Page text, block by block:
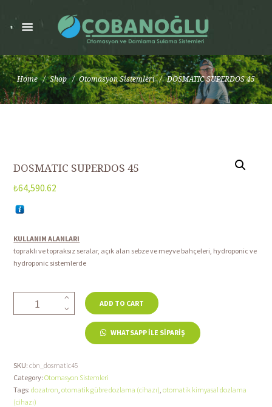
Home Shop Otomasyon Sistemleri DOSMATIC SUPERDOS 45
DOSMATIC SUPERDOS 45
₺64,590.62
KULLANIM ALANLARI
topraklı ve topraksız seralar, açık alan sebze ve meyve bahçeleri, hydroponic ve
hydroponic sistemlerde
SUPERDOS
ADD TO CART
WHATSAPP ILE SIPARIŞ
SKU:cbn_dosmatic45
Category:Otomasyon Sistemleri
Tags:dozatron ,otomatik gübre dozlama (cihazı) ,otomatik kimyasal dozlama
(cihazı)